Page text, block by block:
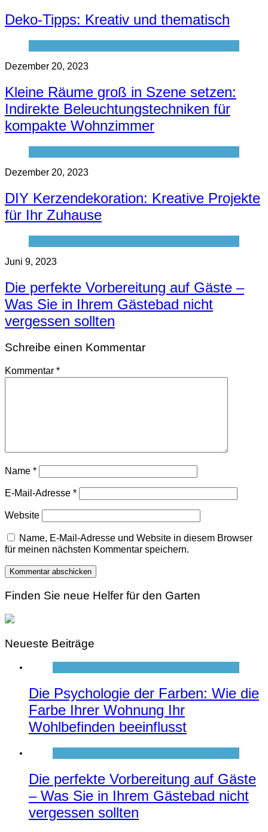
Deko-Tipps: Kreativ und thematisch
Dezember 20, 2023
Kleine Räume groß in Szene setzen:
Indirekte Beleuchtungstechniken für
kompakte Wohnzimmer
Dezember 20, 2023
DIY Kerzendekoration: Kreative Projekte
für Ihr Zuhause
Juni 9, 2023
Die perfekte Vorbereitung auf Gäste –
Was Sie in Ihrem Gästebad nicht
vergessen sollten
Schreibe einen Kommentar
Kommentar *
Name *
E-Mail-Adresse *
Website
Name, E-Mail-Adresse und Website in diesem Browser
für meinen nächsten Kommentar speichern.
Finden Sie neue Helfer für den Garten
Neueste Beiträge
Die Psychologie der Farben: Wie die
Farbe Ihrer Wohnung Ihr
Wohlbefinden beeinflusst
Die perfekte Vorbereitung auf Gäste
– Was Sie in Ihrem Gästebad nicht
vergessen sollten